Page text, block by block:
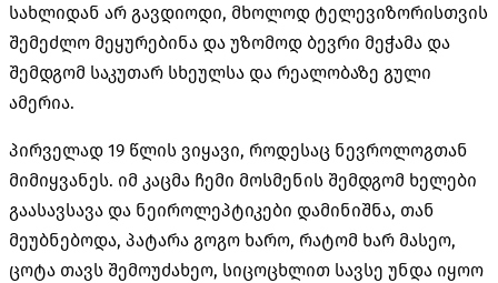
სახლიდან არ გავდიოდი, მხოლოდ ტელევიზორისთვის
შემეძლო მეყურებინა და უზომოდ ბევრი მეჭამა და
შემდგომ საკუთარ სხეულსა და რეალობაზე გული
ამერია.
პირველად 19 წლის ვიყავი, როდესაც ნევროლოგთან
მიმიყვანეს. იმ კაცმა ჩემი მოსმენის შემდგომ ხელები
გაასავსავა და ნეიროლეპტიკები დამინიშნა, თან
მეუბნებოდა, პატარა გოგო ხარო, რატომ ხარ მასეო,
ცოტა თავს შემოუძახეო, სიცოცხლით სავსე უნდა იყოო